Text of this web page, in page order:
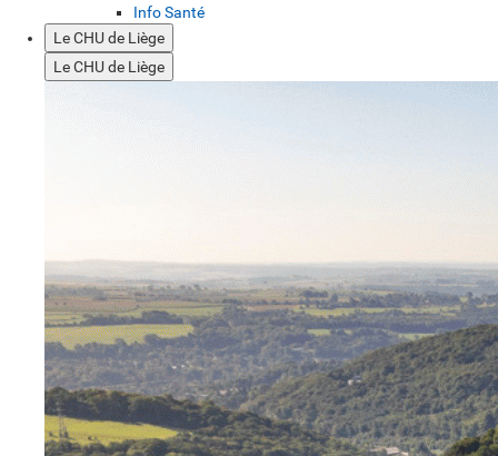
Info Santé
Le CHU de Liège
Le CHU de Liège